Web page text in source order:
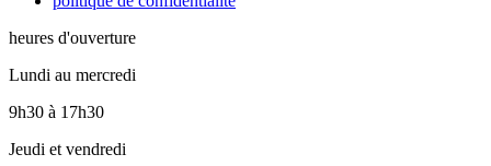
heures d'ouverture
Lundi au mercredi
9h30 à 17h30
Jeudi et vendredi